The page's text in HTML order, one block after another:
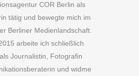
COR Berlin als
tätig und bewegte mich im
Berliner Medienlandschaft.
arbeite ich schließlich
Journalistin, Fotografin
und widme